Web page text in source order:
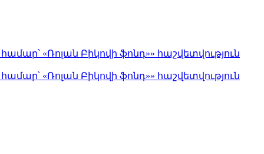
«Ռոլան Բիկովի ֆոնդ»» հաշվետվություն
«Ռոլան Բիկովի ֆոնդ»» հաշվետվություն